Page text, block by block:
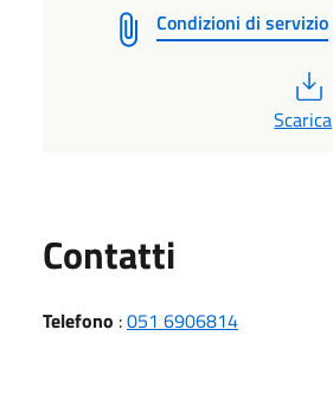
Condizioni di servizio
Scarica
Contatti
Telefono :051 6906814